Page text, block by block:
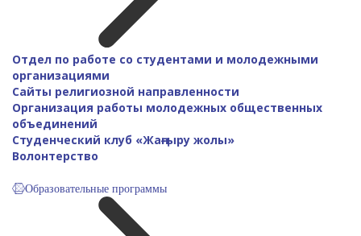
Отдел по работе со студентами и молодежными
организациями
Сайты религиозной направленности
Организация работы молодежных общественных
объединений
Студенческий клуб «Жаңғыру жолы»
Волонтерство
Образовательные программы